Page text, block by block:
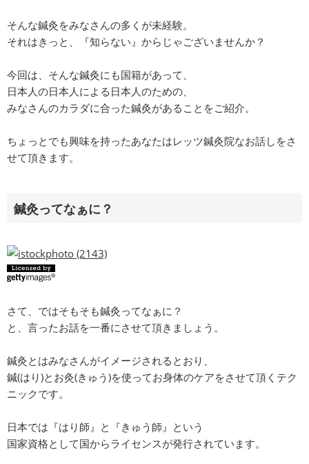
そんな鍼灸をみなさんの多くが未経験。
それはきっと、『知らない』からじゃございませんか？
今回は、そんな鍼灸にも国籍があって、
日本人の日本人による日本人のための、
みなさんのカラダに合った鍼灸があることをご紹介。
ちょっとでも興味を持ったあなたはレッツ鍼灸院なお話しをさ
せて頂きます。
鍼灸ってなぁに？
さて、ではそもそも鍼灸ってなぁに？
と、言ったお話を一番にさせて頂きましょう。
鍼灸とはみなさんがイメージされるとおり、
鍼(はり)とお灸(きゅう)を使ってお身体のケアをさせて頂くテク
ニックです。
日本では『はり師』と『きゅう師』という
国家資格として国からライセンスが発行されています。